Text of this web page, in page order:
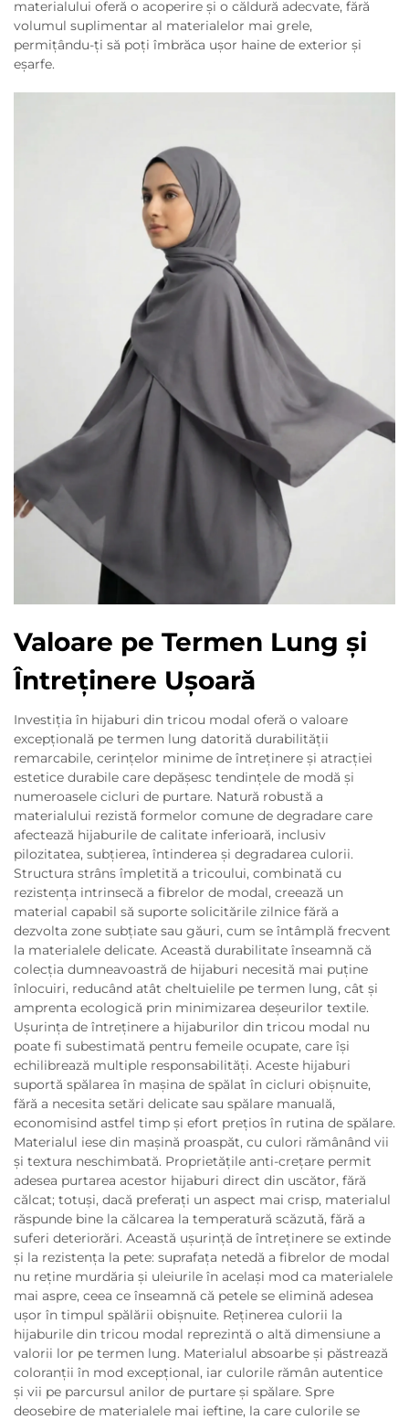
materialului oferă o acoperire și o căldură adecvate, fără
volumul suplimentar al materialelor mai grele,
permițându-ți să poți îmbrăca ușor haine de exterior și
eșarfe.
Valoare pe Termen Lung și
Întreținere Ușoară
Investiția în hijaburi din tricou modal oferă o valoare
excepțională pe termen lung datorită durabilității
remarcabile, cerințelor minime de întreținere și atracției
estetice durabile care depășesc tendințele de modă și
numeroasele cicluri de purtare. Natură robustă a
materialului rezistă formelor comune de degradare care
afectează hijaburile de calitate inferioară, inclusiv
pilozitatea, subțierea, întinderea și degradarea culorii.
Structura strâns împletită a tricoului, combinată cu
rezistența intrinsecă a fibrelor de modal, creează un
material capabil să suporte solicitările zilnice fără a
dezvolta zone subțiate sau găuri, cum se întâmplă frecvent
la materialele delicate. Această durabilitate înseamnă că
colecția dumneavoastră de hijaburi necesită mai puține
înlocuiri, reducând atât cheltuielile pe termen lung, cât și
amprenta ecologică prin minimizarea deșeurilor textile.
Ușurința de întreținere a hijaburilor din tricou modal nu
poate fi subestimată pentru femeile ocupate, care își
echilibrează multiple responsabilități. Aceste hijaburi
suportă spălarea în mașina de spălat în cicluri obișnuite,
fără a necesita setări delicate sau spălare manuală,
economisind astfel timp și efort prețios în rutina de spălare.
Materialul iese din mașină proaspăt, cu culori rămânând vii
și textura neschimbată. Proprietățile anti-crețare permit
adesea purtarea acestor hijaburi direct din uscător, fără
călcat; totuși, dacă preferați un aspect mai crisp, materialul
răspunde bine la călcarea la temperatură scăzută, fără a
suferi deteriorări. Această ușurință de întreținere se extinde
și la rezistența la pete: suprafața netedă a fibrelor de modal
nu reține murdăria și uleiurile în același mod ca materialele
mai aspre, ceea ce înseamnă că petele se elimină adesea
ușor în timpul spălării obișnuite. Reținerea culorii la
hijaburile din tricou modal reprezintă o altă dimensiune a
valorii lor pe termen lung. Materialul absoarbe și păstrează
coloranții în mod excepțional, iar culorile rămân autentice
și vii pe parcursul anilor de purtare și spălare. Spre
deosebire de materialele mai ieftine, la care culorile se